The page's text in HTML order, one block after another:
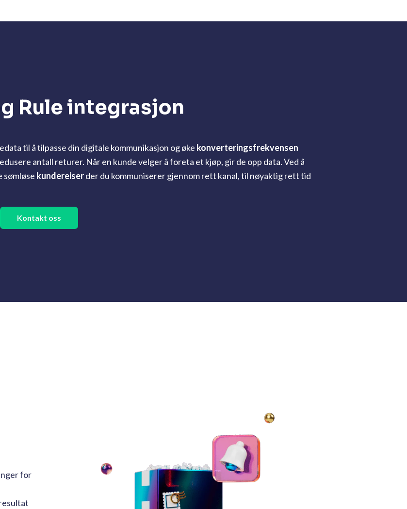
Rule integrasjon
til å tilpasse din digitale kommunikasjon og øke konverteringsfrekvensen
antall returer. Når en kunde velger å foreta et kjøp, gir de opp data. Ved å
sømløse kundereiserder du kommuniserer gjennom rett kanal, til nøyaktig rett tid
Kontakt oss
for